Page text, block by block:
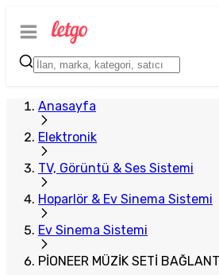
Anasayfa
Elektronik
TV, Görüntü & Ses Sistemi
Hoparlör & Ev Sinema Sistemi
Ev Sinema Sistemi
PİONEER MÜZİK SETİ